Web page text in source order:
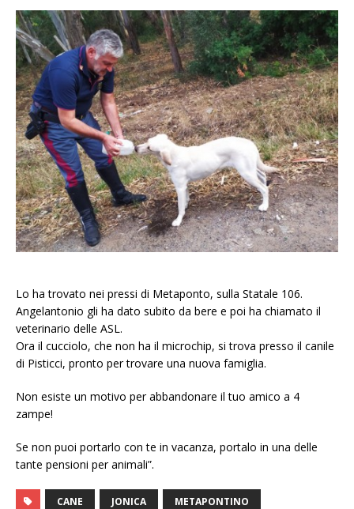
Lo ha trovato nei pressi di Metaponto, sulla Statale 106.
Angelantonio gli ha dato subito da bere e poi ha chiamato il
veterinario delle ASL.
Ora il cucciolo, che non ha il microchip, si trova presso il canile
di Pisticci, pronto per trovare una nuova famiglia.
Non esiste un motivo per abbandonare il tuo amico a 4
zampe!
Se non puoi portarlo con te in vacanza, portalo in una delle
tante pensioni per animali”.
CANE JONICA METAPONTINO